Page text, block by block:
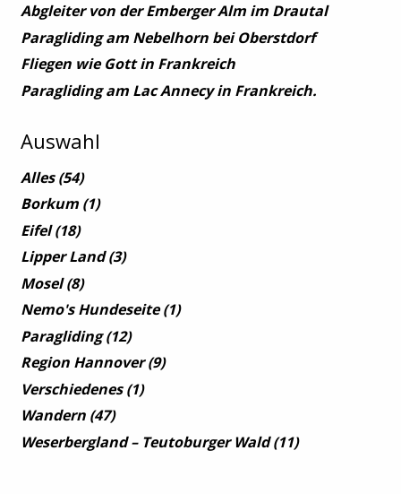
Abgleiter von der Emberger Alm im Drautal
Paragliding am Nebelhorn bei Oberstdorf
Fliegen wie Gott in Frankreich
Paragliding am Lac Annecy in Frankreich.
Auswahl
Alles(54)
Borkum(1)
Eifel(18)
Lipper Land(3)
Mosel(8)
Nemo's Hundeseite(1)
Paragliding(12)
Region Hannover(9)
Verschiedenes(1)
Wandern(47)
Weserbergland – Teutoburger Wald(11)